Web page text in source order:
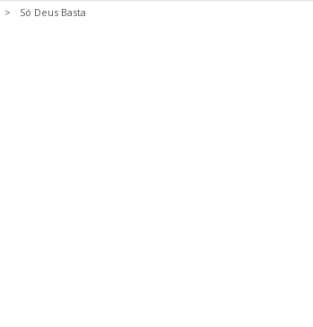
Só Deus Basta